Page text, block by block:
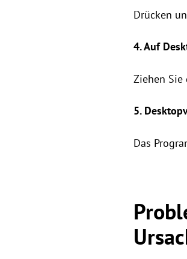
Drücken
4. Auf
Ziehen Sie
5.
Das